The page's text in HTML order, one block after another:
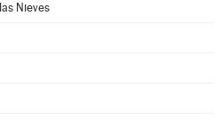
Nieves